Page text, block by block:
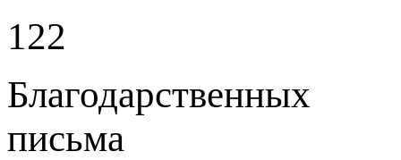
122
Благодарственных
письма